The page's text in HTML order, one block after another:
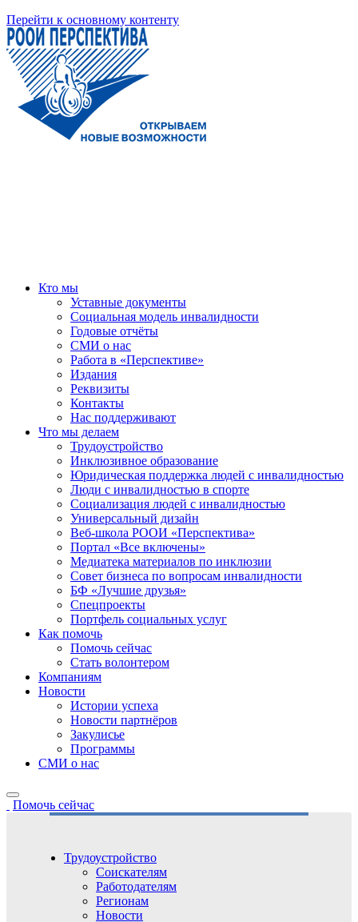
Перейти к основному контенту
Кто мы
Уставные документы
Социальная модель инвалидности
Годовые отчёты
СМИ о нас
Работа в «Перспективе»
Издания
Реквизиты
Контакты
Нас поддерживают
Что мы делаем
Трудоустройство
Инклюзивное образование
Юридическая поддержка людей с инвалидностью
Люди с инвалидностью в спорте
Социализация людей с инвалидностью
Универсальный дизайн
Веб-школа РООИ «Перспектива»
Портал «Все включены»
Медиатека материалов по инклюзии
Совет бизнеса по вопросам инвалидности
БФ «Лучшие друзья»
Спецпроекты
Портфель социальных услуг
Как помочь
Помочь сейчас
Стать волонтером
Компаниям
Новости
Истории успеха
Новости партнёров
Закулисье
Программы
СМИ о нас
Помочь сейчас
Трудоустройство
Соискателям
Работодателям
Регионам
Новости